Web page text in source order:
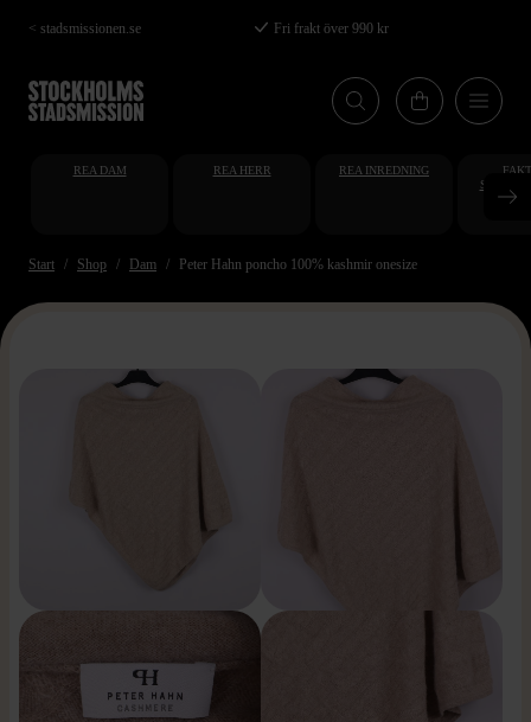
Hoppa
till
huvudinnehåll
< stadsmissionen.se Fri frakt över 990 kr
REA DAM REA HERR REA INREDNING
Start Shop Dam Peter Hahn poncho 100% kashmir onesize